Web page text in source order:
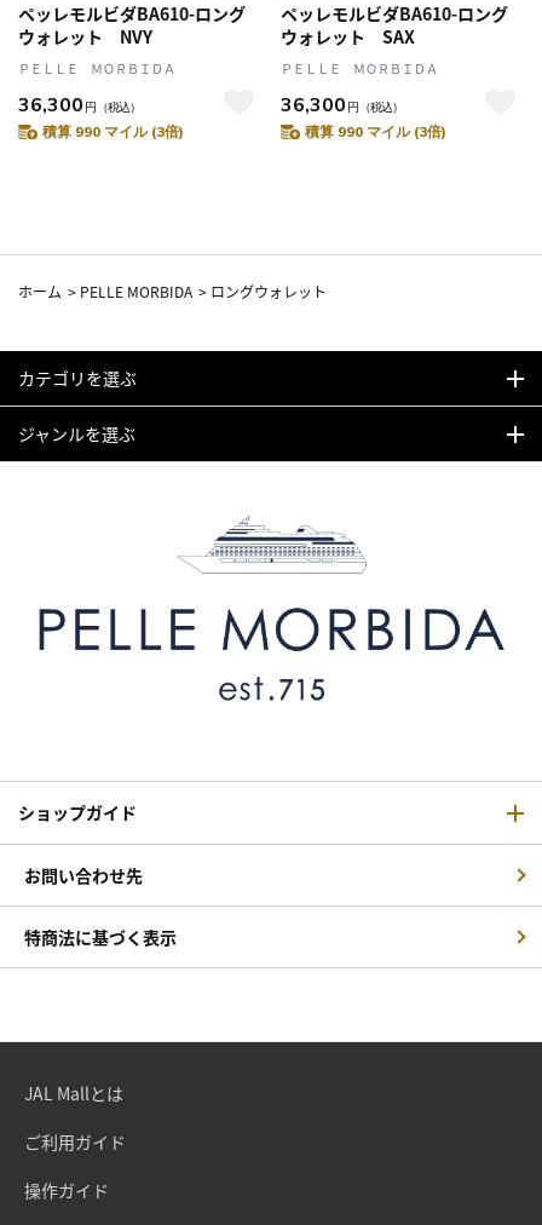
ペッレモルビダBA610-ロング
ウォレット NVY
ＰＥＬＬＥ ＭＯＲＢＩＤＡ
36,300 円 （税込）
積算 990 マイル (3倍)
ペッレモルビダBA610-ロング
ウォレット SAX
ＰＥＬＬＥ ＭＯＲＢＩＤＡ
36,300 円 （税込）
積算 990 マイル (3倍)
ホーム > PELLE MORBIDA > ロングウォレット
カテゴリを選ぶ
ジャンルを選ぶ
ショップガイド
お問い合わせ先
特商法に基づく表示
JAL Mallとは
ご利用ガイド
操作ガイド